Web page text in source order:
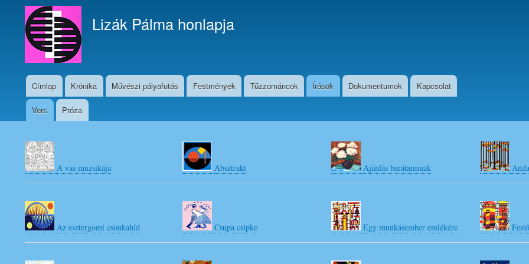
Lizák Pálma honlapja
navigáció
Címlap Krónika Művészi pályafutás Festmények Tűzzománcok Írások Dokumentumok Kapcsolat
Irodalom
Vers Próza
A vas muzsikája Absztrakt Ajánlás barátaimnak
Az esztergomi csonkahíd Csupa csipke Egy munkásember emlékére